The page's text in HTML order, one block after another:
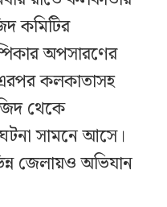
কমিটির
অপসারণের
কলকাতাসহ
থেকে
সামনে আসে।
জেলায়ও অভিযান